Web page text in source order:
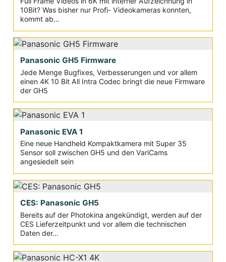
10Bit? Was bisher nur Profi- Videokameras konnten,
kommt ab...
Panasonic GH5 Firmware
Jede Menge Bugfixes, Verbesserungen und vor allem
einen 4K 10 Bit All Intra Codec bringt die neue Firmware
der GH5
Panasonic EVA 1
Eine neue Handheld Kompaktkamera mit Super 35
Sensor soll zwischen GH5 und den VariCams
angesiedelt sein
CES: Panasonic GH5
Bereits auf der Photokina angekündigt, werden auf der
CES Lieferzeitpunkt und vor allem die technischen
Daten der...